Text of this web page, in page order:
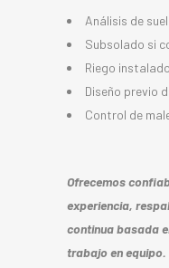
Análisis de
Subsolado si
Riego instalado
Diseño previo
Control de
Ofrecemos
experiencia,
continua basada
trabajo en equipo.